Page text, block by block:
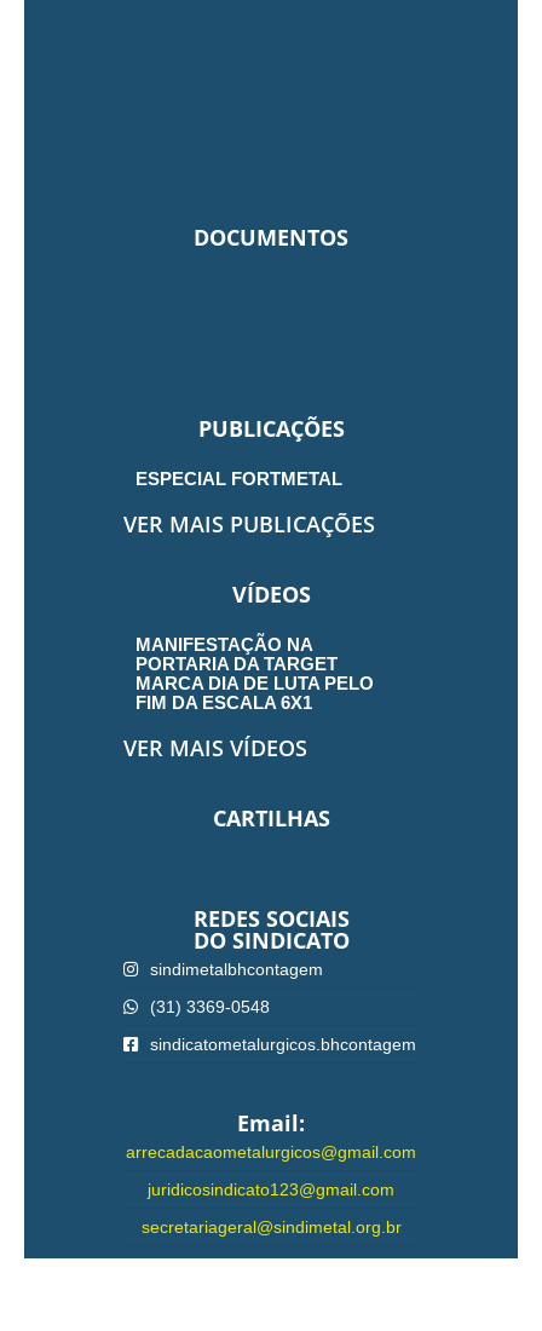
DOCUMENTOS
PUBLICAÇÕES
ESPECIAL FORTMETAL
VER MAIS PUBLICAÇÕES
VÍDEOS
MANIFESTAÇÃO NA
PORTARIA DA TARGET
MARCA DIA DE LUTA PELO
FIM DA ESCALA 6X1
VER MAIS VÍDEOS
CARTILHAS
REDES SOCIAIS
DO SINDICATO
sindimetalbhcontagem
(31) 3369-0548
sindicatometalurgicos.bhcontagem
Email:
arrecadacaometalurgicos@gmail.com
juridicosindicato123@gmail.com
secretariageral@sindimetal.org.br